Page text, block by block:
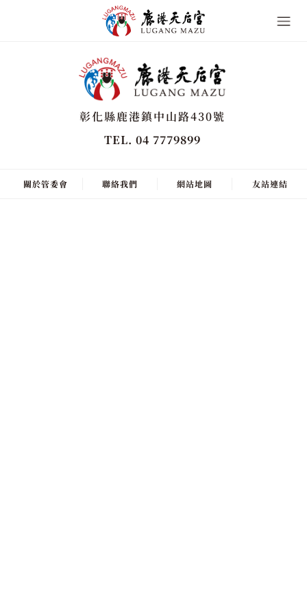
彰化縣鹿港鎮中山路430號
TEL. 04 7779899
關於管委會 聯絡我們 網站地圖 友站連結